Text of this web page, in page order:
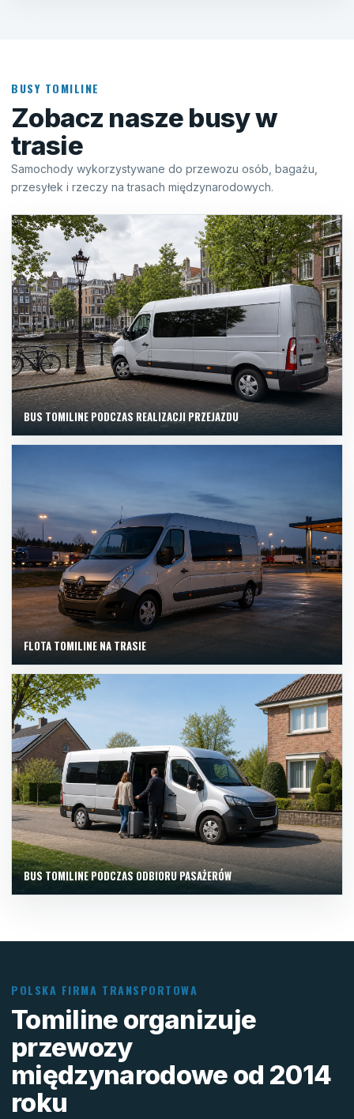
BUSY TOMILINE
Zobacz nasze busy w
trasie
Samochody wykorzystywane do przewozu osób, bagażu,
przesyłek i rzeczy na trasach międzynarodowych.
BUS TOMILINE PODCZAS REALIZACJI PRZEJAZDU
FLOTA TOMILINE NA TRASIE
BUS TOMILINE PODCZAS ODBIORU PASAŻERÓW
POLSKA FIRMA TRANSPORTOWA
Tomiline organizuje
przewozy
międzynarodowe od 2014
roku